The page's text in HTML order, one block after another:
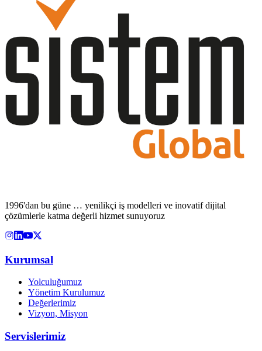
1996'dan bu güne … yenilikçi iş modelleri ve inovatif dijital
çözümlerle katma değerli hizmet sunuyoruz
Kurumsal
Yolculuğumuz
Yönetim Kurulumuz
Değerlerimiz
Vizyon, Misyon
Servislerimiz